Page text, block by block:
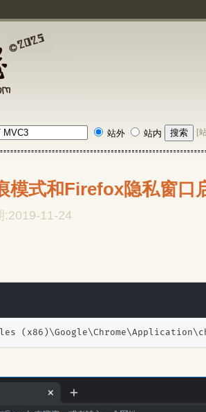
站外 站内 [
模式和Firefox隐私窗口
11-24